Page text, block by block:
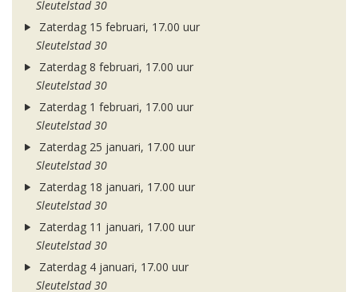
Sleutelstad 30
Zaterdag 15 februari, 17.00 uur
Sleutelstad 30
Zaterdag 8 februari, 17.00 uur
Sleutelstad 30
Zaterdag 1 februari, 17.00 uur
Sleutelstad 30
Zaterdag 25 januari, 17.00 uur
Sleutelstad 30
Zaterdag 18 januari, 17.00 uur
Sleutelstad 30
Zaterdag 11 januari, 17.00 uur
Sleutelstad 30
Zaterdag 4 januari, 17.00 uur
Sleutelstad 30